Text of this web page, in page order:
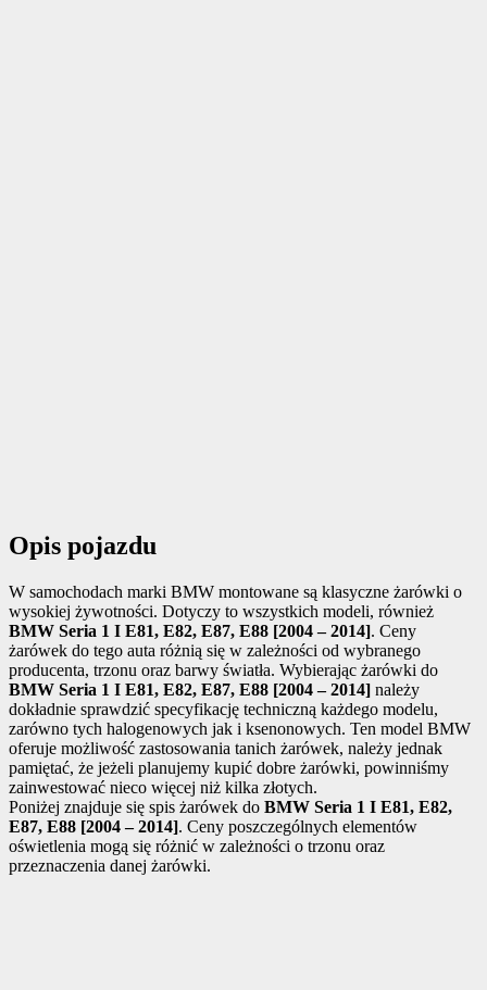
Opis pojazdu
W samochodach marki BMW montowane są klasyczne żarówki o
wysokiej żywotności. Dotyczy to wszystkich modeli, również
BMW Seria 1 I E81, E82, E87, E88 [2004 – 2014]. Ceny
żarówek do tego auta różnią się w zależności od wybranego
producenta, trzonu oraz barwy światła. Wybierając żarówki do
BMW Seria 1 I E81, E82, E87, E88 [2004 – 2014] należy
dokładnie sprawdzić specyfikację techniczną każdego modelu,
zarówno tych halogenowych jak i ksenonowych. Ten model BMW
oferuje możliwość zastosowania tanich żarówek, należy jednak
pamiętać, że jeżeli planujemy kupić dobre żarówki, powinniśmy
zainwestować nieco więcej niż kilka złotych.
Poniżej znajduje się spis żarówek do BMW Seria 1 I E81, E82,
E87, E88 [2004 – 2014]. Ceny poszczególnych elementów
oświetlenia mogą się różnić w zależności o trzonu oraz
przeznaczenia danej żarówki.